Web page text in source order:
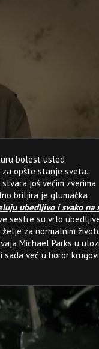
bolest usled
opšte stanje sveta.
još većim zverima
briljira je glumačka
ubedljivo i svako na
sestre su vrlo
za normalnim
Michael Parks u ulozi
sada već u horor